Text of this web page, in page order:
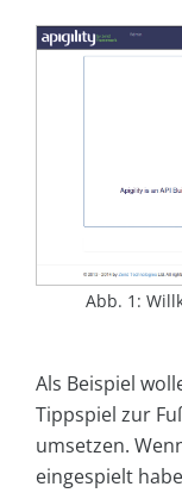
Abb. 1:
Als Beispiel
Tippspiel zur
umsetzen.
eingespielt